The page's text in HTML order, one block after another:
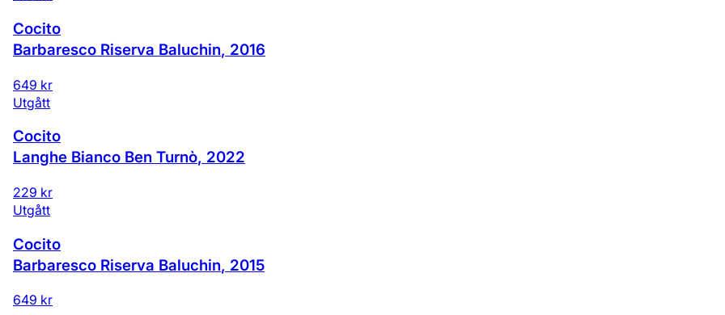
Cocito
Barbaresco Riserva Baluchin, 2016
649 kr
Utgått
Cocito
Langhe Bianco Ben Turnò, 2022
229 kr
Utgått
Cocito
Barbaresco Riserva Baluchin, 2015
649 kr